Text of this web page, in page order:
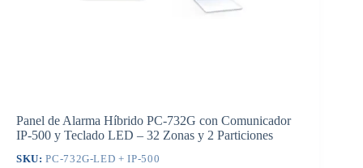
Panel de Alarma Híbrido PC-732G con Comunicador
IP-500 y Teclado LED – 32 Zonas y 2 Particiones
SKU:PC-732G-LED + IP-500